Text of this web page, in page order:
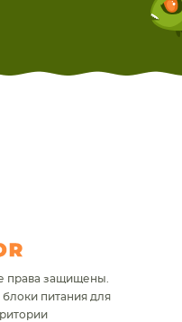
права защищены.
питания для